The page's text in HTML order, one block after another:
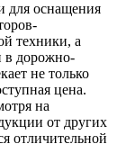
для оснащения
техники, а
в дорожно-
не только
цена.
на
от других
отличительной